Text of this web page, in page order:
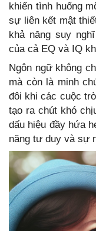
khiển tình huống
sự liên kết mật
khả năng suy
của cả EQ và IQ
Ngôn ngữ không
mà còn là minh
đôi khi các cuộc
tạo ra chút khó
dấu hiệu đầy hứa
năng tư duy và sự